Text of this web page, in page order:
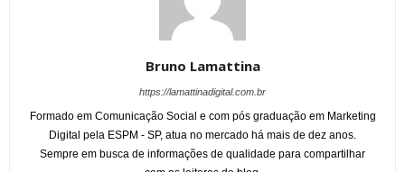
Bruno Lamattina
https://lamattinadigital.com.br
Formado em Comunicação Social e com pós graduação em Marketing
Digital pela ESPM - SP, atua no mercado há mais de dez anos.
Sempre em busca de informações de qualidade para compartilhar